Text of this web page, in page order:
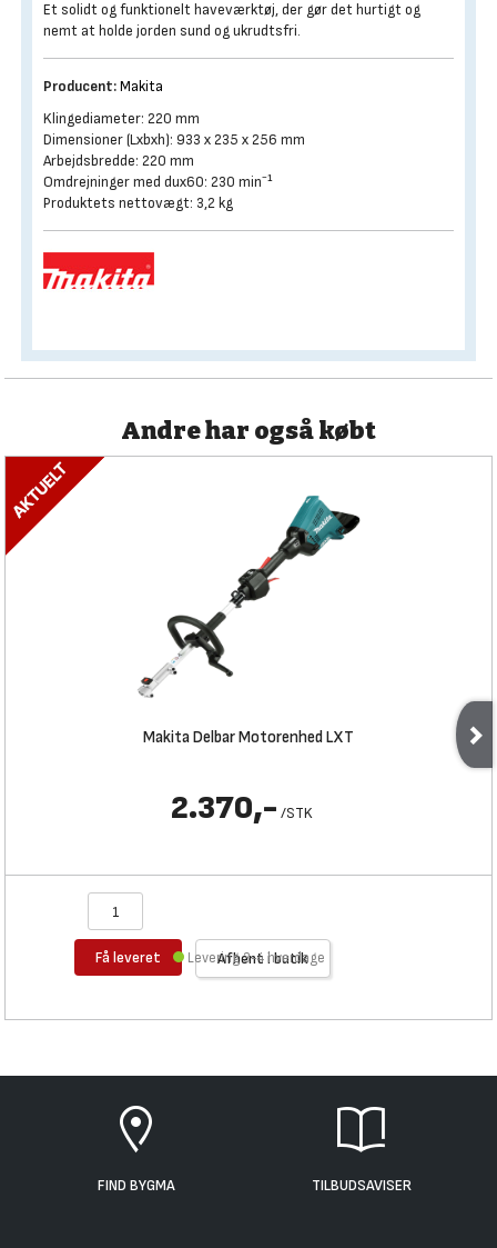
Et solidt og funktionelt haveværktøj, der gør det hurtigt og
nemt at holde jorden sund og ukrudtsfri.
Producent:Makita
Klingediameter: 220 mm
Dimensioner (Lxbxh): 933 x 235 x 256 mm
Arbejdsbredde: 220 mm
Omdrejninger med dux60: 230 min⁻¹
Produktets nettovægt: 3,2 kg
Andre har også købt
Makita Delbar Motorenhed LXT
2.370,- /STK
Få leveret Afhent i butik
Levering 3-4 hverdage
FIND BYGMA TILBUDSAVISER